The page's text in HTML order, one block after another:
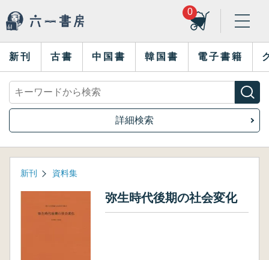
0
新刊 古書 中国書 韓国書 電子書籍
詳細検索
新刊 資料集
弥生時代後期の社会変化